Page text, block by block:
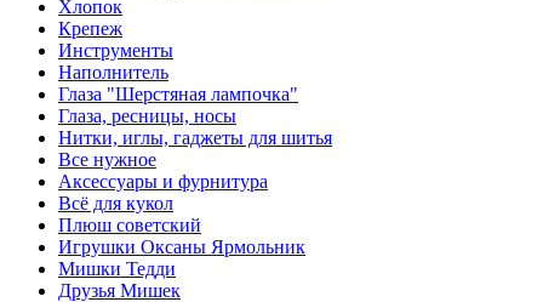
Хлопок
Крепеж
Инструменты
Наполнитель
Глаза "Шерстяная лампочка"
Глаза, ресницы, носы
Нитки, иглы, гаджеты для шитья
Все нужное
Аксессуары и фурнитура
Всё для кукол
Плюш советский
Игрушки Оксаны Ярмольник
Мишки Тедди
Друзья Мишек